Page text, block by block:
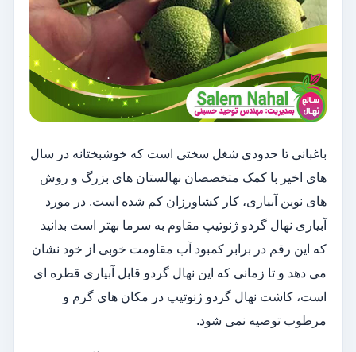
باغبانی تا حدودی شغل سختی است که خوشبختانه در سال
های اخیر با کمک متخصصان نهالستان های بزرگ و روش
های نوین آبیاری، کار کشاورزان کم شده است. در مورد
آبیاری نهال گردو ژنوتیپ مقاوم به سرما بهتر است بدانید
که این رقم در برابر کمبود آب مقاومت خوبی از خود نشان
می دهد و تا زمانی که این نهال گردو قابل آبیاری قطره ای
است، کاشت نهال گردو ژنوتیپ در مکان های گرم و
مرطوب توصیه نمی شود.